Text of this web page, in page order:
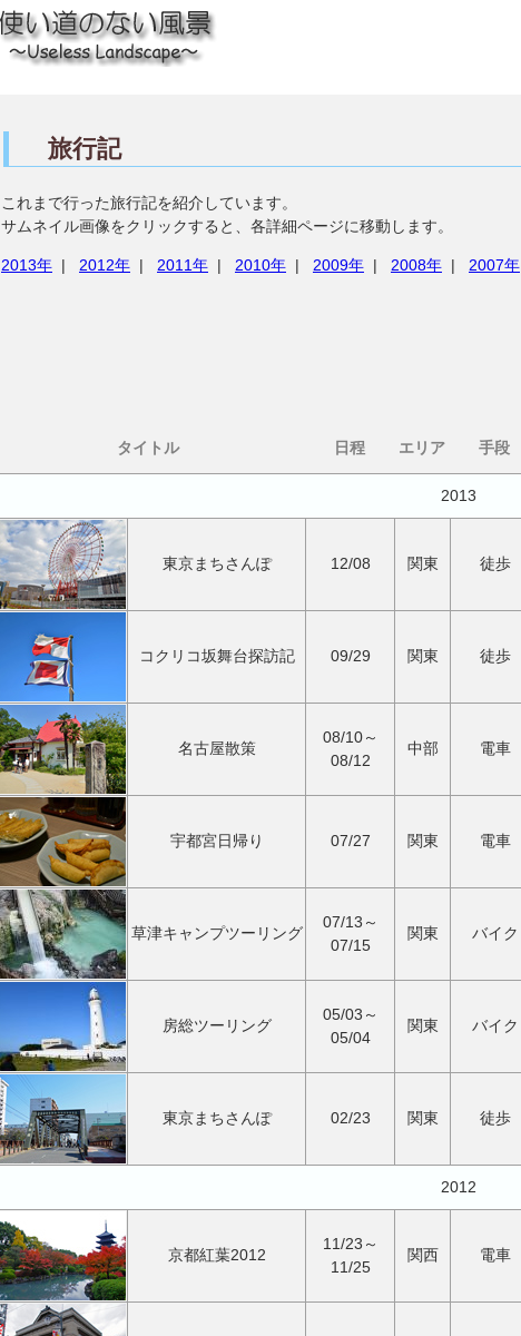
旅行記
これまで行った旅行記を紹介しています。
サムネイル画像をクリックすると、各詳細ページに移動します。
2013年 | 2012年 | 2011年 | 2010年 | 2009年 | 2008年 | 2007年
タイトル 日程 エリア 手段
2013
東京まちさんぽ 12/08 関東 徒歩
コクリコ坂舞台探訪記 09/29 関東 徒歩
名古屋散策
08/10～
08/12
中部 電車
宇都宮日帰り 07/27 関東 電車
草津キャンプツーリング
07/13～
07/15
関東 バイク
房総ツーリング
05/03～
05/04
関東 バイク
東京まちさんぽ 02/23 関東 徒歩
2012
京都紅葉2012
11/23～
11/25
関西 電車